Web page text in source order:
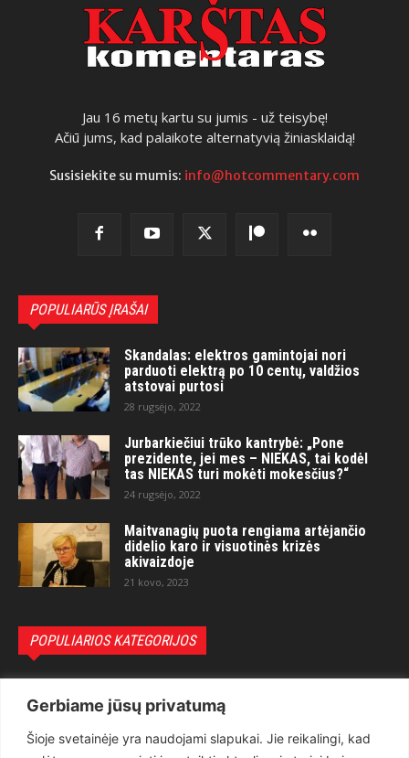
Gerbiame jūsų privatumą
Šioje svetainėje yra naudojami slapukai. Jie reikalingi, kad
Jau 16 metų kartu su jumis - už teisybę!
Ačiū jums, kad palaikote alternatyvią žiniasklaidą!
Susisiekite su mumis: info@hotcommentary.com
POPULIARŪS ĮRAŠAI
Skandalas: elektros gamintojai nori
parduoti elektrą po 10 centų, valdžios
atstovai purtosi
28 rugsėjo, 2022
Jurbarkiečiui trūko kantrybė: „Pone
prezidente, jei mes – NIEKAS, tai kodėl
tas NIEKAS turi mokėti mokesčius?“
24 rugsėjo, 2022
Maitvanagių puota rengiama artėjančio
didelio karo ir visuotinės krizės
akivaizdoje
21 kovo, 2023
POPULIARIOS KATEGORIJOS
Teisėsauga
1497